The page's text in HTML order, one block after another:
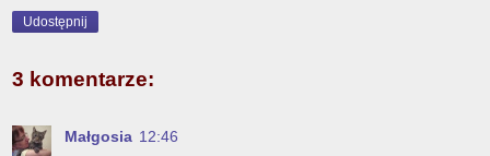
Udostępnij
3 komentarze:
Małgosia 12:46